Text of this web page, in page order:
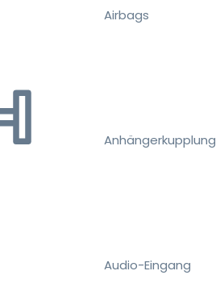
Airbags
Anhängerkupplung
Audio-Eingang